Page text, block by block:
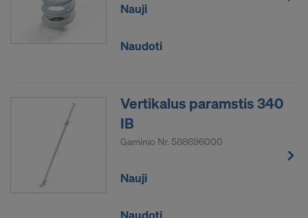
Nauji
Naudoti
Vertikalus paramstis 340
IB
Gaminio Nr. 588696000
Nauji